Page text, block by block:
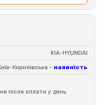
KIA-HYUNDAI
Кирилівська - наявність
після оплати у день